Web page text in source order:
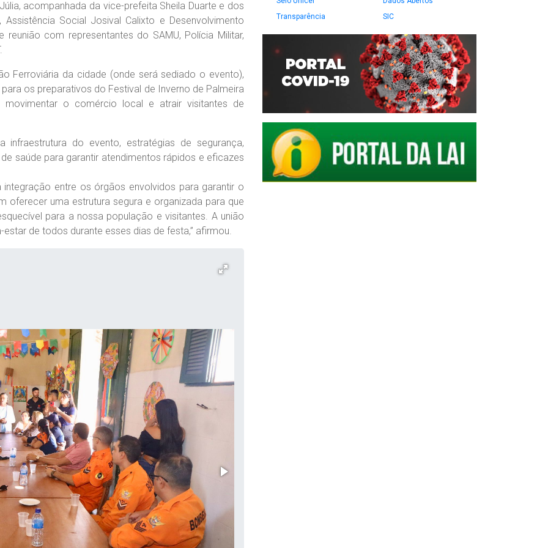
acompanhada da vice-prefeita Sheila Duarte e dos
Social Josival Calixto e Desenvolvimento
com representantes do SAMU, Polícia Militar,
Ferroviária da cidade (onde será sediado o evento),
os preparativos do Festival de Inverno de Palmeira
o comércio local e atrair visitantes de
do evento, estratégias de segurança,
saúde para garantir atendimentos rápidos e eficazes
entre os órgãos envolvidos para garantir o
oferecer uma estrutura segura e organizada para que
para a nossa população e visitantes. A união
de todos durante esses dias de festa,” afirmou.
Transparência
SIC